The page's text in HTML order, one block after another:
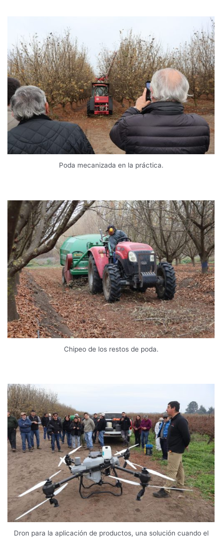
Poda mecanizada en la práctica.
Chipeo de los restos de poda.
Dron para la aplicación de productos, una solución cuando el